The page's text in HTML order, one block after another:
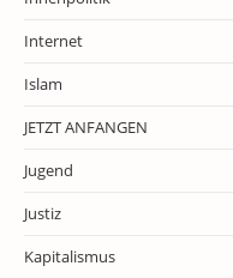
Internet
Islam
JETZT ANFANGEN
Jugend
Justiz
Kapitalismus